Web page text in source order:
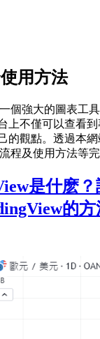
用方法
個強大的圖表工
上不僅可以查看
的觀點。透過本
程及使用方法等完
是什麽
的